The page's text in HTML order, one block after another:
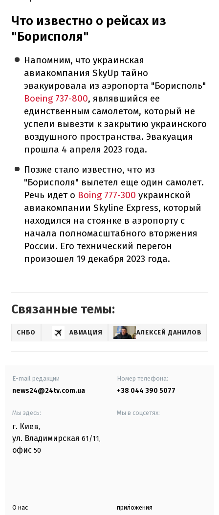
Что известно о рейсах из
"Борисполя"
Напомним, что украинская
авиакомпания SkyUp тайно
эвакуировала из аэропорта "Борисполь"
Boeing 737-800, являвшийся ее
единственным самолетом, который не
успели вывезти к закрытию украинского
воздушного пространства. Эвакуация
прошла 4 апреля 2023 года.
Позже стало известно, что из
"Борисполя" вылетел еще один самолет.
Речь идет о Boing 777-300 украинской
авиакомпании Skyline Express, который
находился на стоянке в аэропорту с
начала полномасштабного вторжения
России. Его технический перегон
произошел 19 декабря 2023 года.
Связанные темы:
СНБО АВИАЦИЯ АЛЕКСЕЙ ДАНИЛОВ
E-mail редакции
news24@24tv.com.ua
Номер телефона:
+38 044 390 5077
Мы здесь:
г. Киев,
ул. Владимирская 61/11,
офис 50
Мы в соцсетях:
О нас приложения